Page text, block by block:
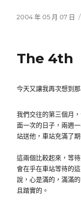
發
2004 年 05 月 07 日
The 4th
今天又讓我再次想到
我們交往的第三個月
面一次的日子，兩週
站送他，車站充滿了
這兩個比較起來，等
會在乎在車站等待的
說，心是滿的，滿滿
且踏實的。